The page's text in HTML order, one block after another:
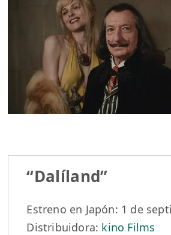
“Dalíland”
Estreno en Japón: 1 de
Distribuidora: kino Films